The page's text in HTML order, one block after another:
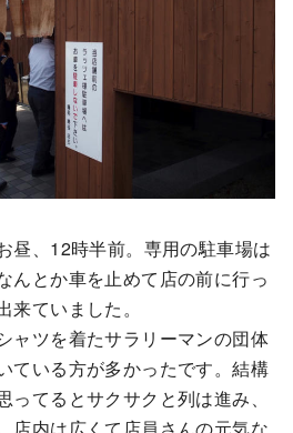
昼、12時半前。専用の駐車場は
んとか車を止めて店の前に行っ
ていました。
ャツを着たサラリーマンの団体
ている方が多かったです。結構
てるとサクサクと列は進み、